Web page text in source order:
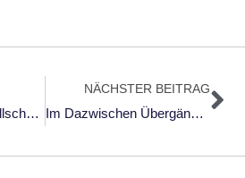
Die Vulnerable Gesellschaft: Die Neue Verletzlichkeit Als Herausforderung Der Freiheit Von Frauke Rostalski (2024)
NÄCHSTER BEITRAG
Im Dazwischen Übergänge Wirksam Gestalten; OrganisationsEntwicklung Ausgabe 04/2024